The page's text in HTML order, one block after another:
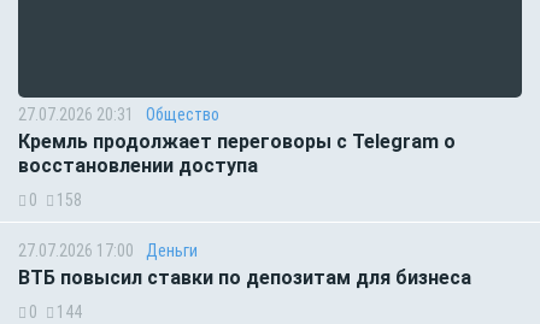
27.07.2026 20:31 Общество
Кремль продолжает переговоры с Telegram о
восстановлении доступа
0 158
27.07.2026 17:00 Деньги
ВТБ повысил ставки по депозитам для бизнеса
0 144